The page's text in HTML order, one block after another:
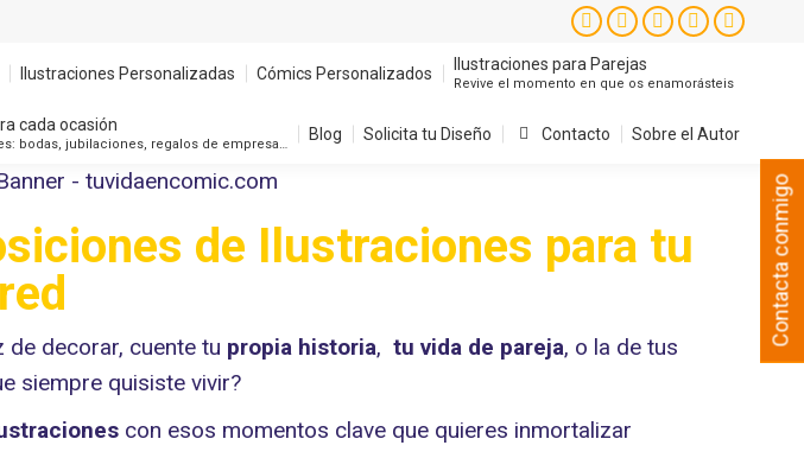
Instagram
page
opens
in
Facebook
page
opens
in
X
opens
in
YouTube
opens
in
opens
in
new
window
Ilustraciones Personalizadas Cómics Personalizados Ilustraciones para Parejas
Revive el momento en que os enamorásteis
cada ocasión
bodas, jubilaciones, regalos de empresa…
Blog Solicita tu Diseño Contacto Sobre el Autor
de Ilustraciones para tu
de decorar, cuente tu propia historia, tu vida de pareja, o la de tus
siempre quisiste vivir?
con esos momentos clave que quieres inmortalizar
Contacta conmigo
Ilustraciones para Parejas
Revive el momento en que os enamorásteis
cada ocasión Solicita tu Diseño Contacto Sobre el Autor